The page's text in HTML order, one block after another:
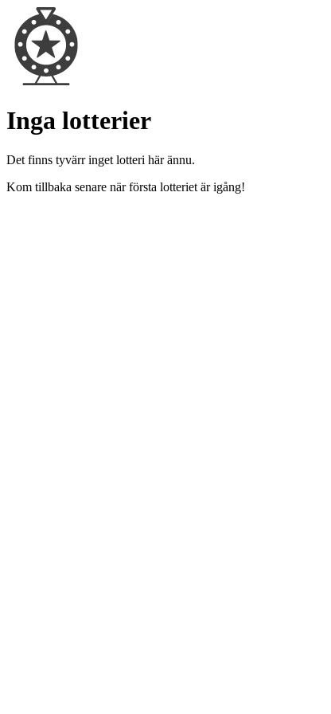
Inga lotterier
Det finns tyvärr inget lotteri här ännu.
Kom tillbaka senare när första lotteriet är igång!